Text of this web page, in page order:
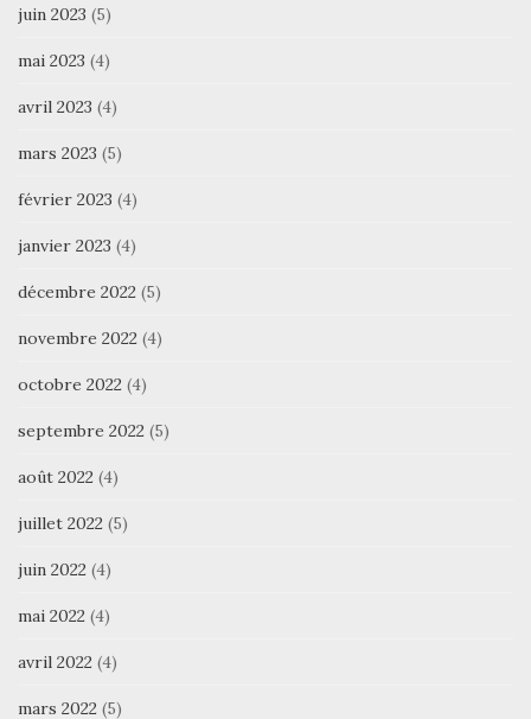
juin 2023 (5)
mai 2023 (4)
avril 2023 (4)
mars 2023 (5)
février 2023 (4)
janvier 2023 (4)
décembre 2022 (5)
novembre 2022 (4)
octobre 2022 (4)
septembre 2022 (5)
août 2022 (4)
juillet 2022 (5)
juin 2022 (4)
mai 2022 (4)
avril 2022 (4)
mars 2022 (5)